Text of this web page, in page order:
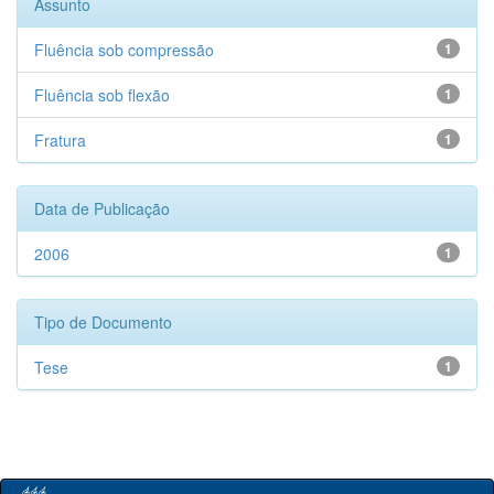
Assunto
1
Fluência sob compressão
1
Fluência sob flexão
1
Fratura
Data de Publicação
1
2006
Tipo de Documento
1
Tese